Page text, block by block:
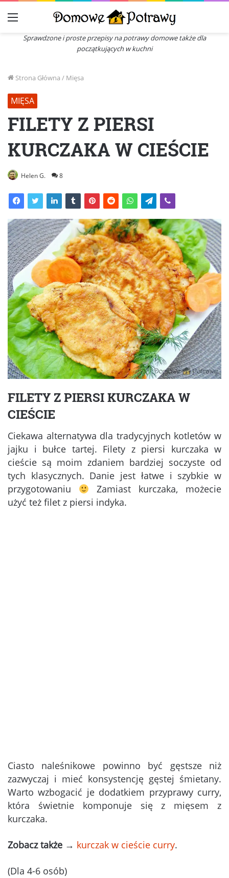
Menu
Sprawdzone i proste przepisy na potrawy domowe także dla
początkujących w kuchni
Strona Główna / Mięsa
MIĘSA
FILETY Z PIERSI
KURCZAKA W CIEŚCIE
Helen G. 8
FILETY Z PIERSI KURCZAKA W
CIEŚCIE
Ciekawa alternatywa dla tradycyjnych kotletów w
jajku i bułce tartej. Filety z piersi kurczaka w
cieście są moim zdaniem bardziej soczyste od
tych klasycznych. Danie jest łatwe i szybkie w
przygotowaniu
Zamiast kurczaka, możecie
użyć też filet z piersi indyka.
Ciasto naleśnikowe powinno być gęstsze niż
zazwyczaj i mieć konsystencję gęstej śmietany.
Warto wzbogacić je dodatkiem przyprawy curry,
która świetnie komponuje się z mięsem z
kurczaka.
Zobacz także → kurczak w cieście curry.
(Dla 4-6 osób)